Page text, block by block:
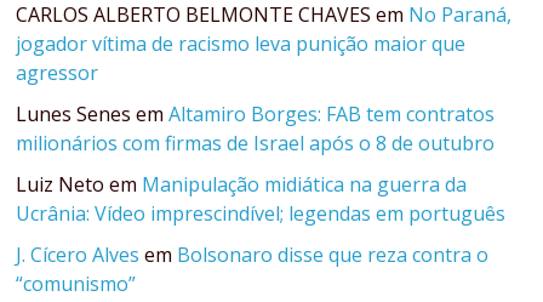
CARLOS ALBERTO BELMONTE CHAVES em No Paraná,
jogador vítima de racismo leva punição maior que
agressor
Lunes Senes emAltamiro Borges: FAB tem contratos
milionários com firmas de Israel após o 8 de outubro
Luiz Neto em Manipulação midiática na guerra da
Ucrânia: Vídeo imprescindível; legendas em português
J. Cícero Alves em Bolsonaro disse que reza contra o
“comunismo”